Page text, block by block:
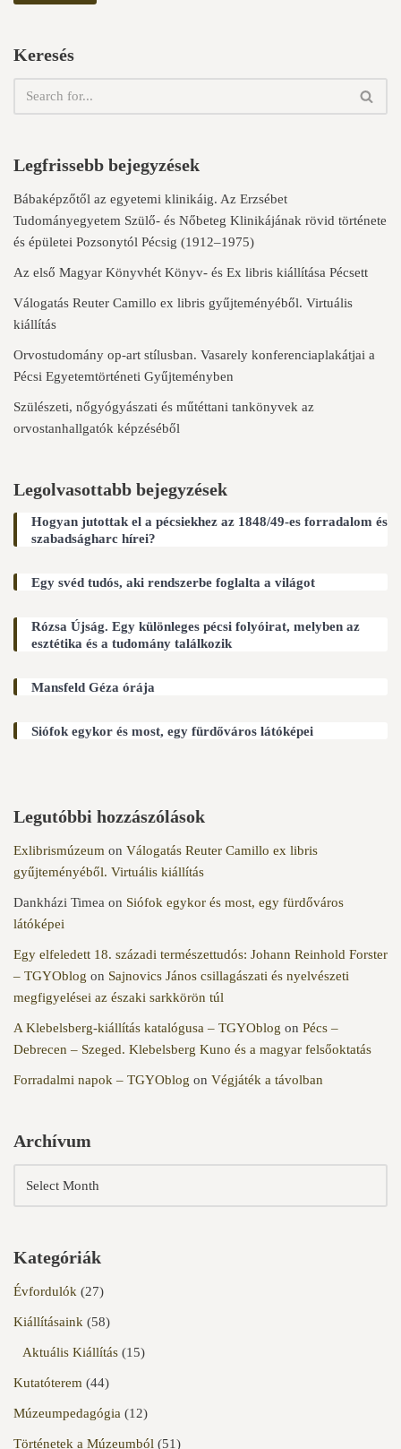
Keresés
Legfrissebb bejegyzések
Bábaképzőtől az egyetemi klinikáig. Az Erzsébet
Tudományegyetem Szülő- és Nőbeteg Klinikájának rövid története
és épületei Pozsonytól Pécsig (1912–1975)
Az első Magyar Könyvhét Könyv- és Ex libris kiállítása Pécsett
Válogatás Reuter Camillo ex libris gyűjteményéből. Virtuális
kiállítás
Orvostudomány op-art stílusban. Vasarely konferenciaplakátjai a
Pécsi Egyetemtörténeti Gyűjteményben
Szülészeti, nőgyógyászati és műtéttani tankönyvek az
orvostanhallgatók képzéséből
Legolvasottabb bejegyzések
Hogyan jutottak el a pécsiekhez az 1848/49-es forradalom és
szabadságharc hírei?
Egy svéd tudós, aki rendszerbe foglalta a világot
Rózsa Újság. Egy különleges pécsi folyóirat, melyben az
esztétika és a tudomány találkozik
Mansfeld Géza órája
Siófok egykor és most, egy fürdőváros látóképei
Legutóbbi hozzászólások
Exlibrismúzeum on Válogatás Reuter Camillo ex libris
gyűjteményéből. Virtuális kiállítás
Dankházi Timea on Siófok egykor és most, egy fürdőváros
látóképei
Egy elfeledett 18. századi természettudós: Johann Reinhold Forster
– TGYOblog on Sajnovics János csillagászati és nyelvészeti
megfigyelései az északi sarkkörön túl
A Klebelsberg-kiállítás katalógusa – TGYOblog on Pécs –
Debrecen – Szeged. Klebelsberg Kuno és a magyar felsőoktatás
Forradalmi napok – TGYOblog on Végjáték a távolban
Archívum
Kategóriák
Évfordulók (27)
Kiállításaink (58)
Aktuális Kiállítás (15)
Kutatóterem (44)
Múzeumpedagógia (12)
Történetek a Múzeumból (51)